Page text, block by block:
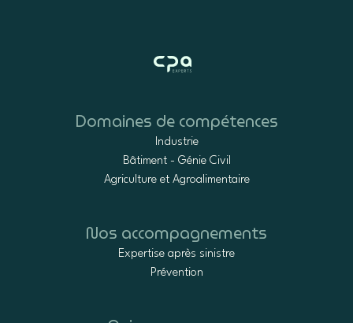
Domaines de compétences
Industrie
Bâtiment - Génie Civil
Agriculture et Agroalimentaire
Nos accompagnements
Expertise après sinistre
Prévention